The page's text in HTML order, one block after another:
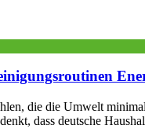
die die Umwelt
dass deutsche